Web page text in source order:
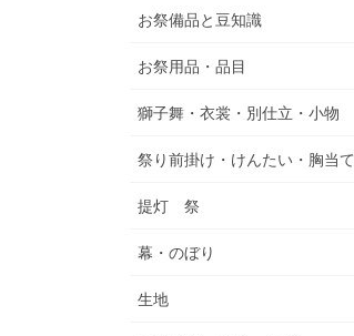
お祭備品と豆知識
お祭用品・品目
獅子舞・衣裳・別仕立・小物
祭り前掛け・けんたい・胸当て
提灯 祭
幕・のぼり
生地